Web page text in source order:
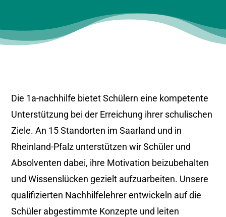
Die 1a-nachhilfe bietet Schülern eine kompetente
Unterstützung bei der Erreichung ihrer schulischen
Ziele. An 15 Standorten im Saarland und in
Rheinland-Pfalz unterstützen wir Schüler und
Absolventen dabei, ihre Motivation beizubehalten
und Wissenslücken gezielt aufzuarbeiten. Unsere
qualifizierten Nachhilfelehrer entwickeln auf die
Schüler abgestimmte Konzepte und leiten